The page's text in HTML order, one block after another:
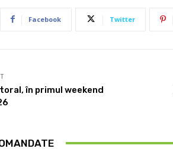
Facebook Twitter
în primul weekend